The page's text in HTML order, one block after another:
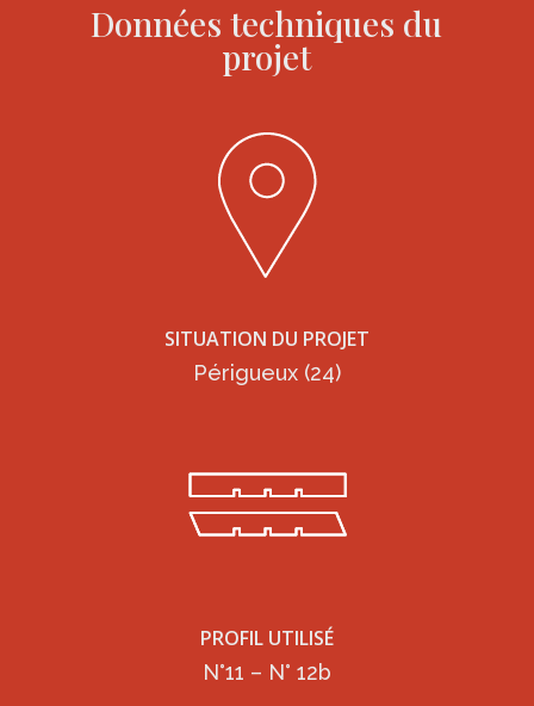
Données techniques du
projet
SITUATION DU PROJET
Périgueux (24)
PROFIL UTILISÉ
N°11 – N° 12b